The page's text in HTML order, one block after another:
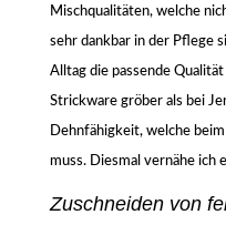
Mischqualitäten, welche
sehr dankbar in der Pflege
Alltag die passende
Strickware gröber als bei
Dehnfähigkeit, welche
muss. Diesmal vernähe ich
Zuschneiden von